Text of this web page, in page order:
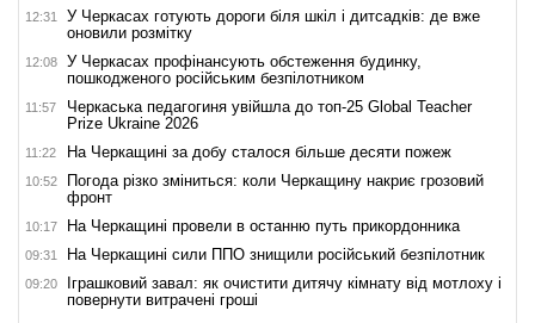
12:31
У Черкасах готують дороги біля шкіл і дитсадків: де вже
оновили розмітку
12:08
У Черкасах профінансують обстеження будинку,
пошкодженого російським безпілотником
11:57
Черкаська педагогиня увійшла до топ-25 Global Teacher
Prize Ukraine 2026
11:22 На Черкащині за добу сталося більше десяти пожеж
10:52
Погода різко зміниться: коли Черкащину накриє грозовий
фронт
10:17 На Черкащині провели в останню путь прикордонника
09:31 На Черкащині сили ППО знищили російський безпілотник
09:20
Іграшковий завал: як очистити дитячу кімнату від мотлоху і
повернути витрачені гроші